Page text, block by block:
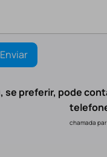
se preferir, pode
chamada